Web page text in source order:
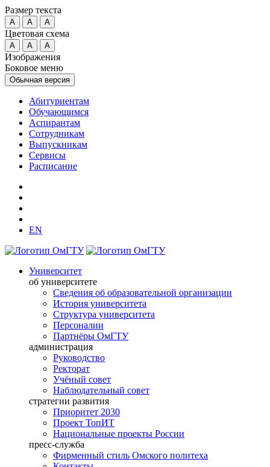
Размер текста
A A A
Цветовая схема
A A A
Изображения
Боковое меню
Обычная версия
Абитуриентам
Обучающимся
Аспирантам
Сотрудникам
Выпускникам
Сервисы
Расписание
EN
Университет
об университете
Сведения об образовательной организации
История университета
Структура университета
Персоналии
Партнёры ОмГТУ
администрация
Руководство
Ректорат
Учёный совет
Наблюдательный совет
стратегии развития
Приоритет 2030
Проект ТопИТ
Национальные проекты России
пресс-служба
Фирменный стиль Омского политеха